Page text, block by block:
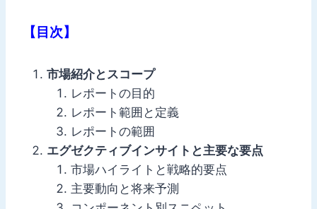
【目次】
市場紹介とスコープ
レポートの目的
レポート範囲と定義
レポートの範囲
エグゼクティブインサイトと主要な要点
市場ハイライトと戦略的要点
主要動向と将来予測